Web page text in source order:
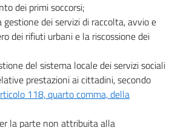
dei primi soccorsi;
dei servizi di raccolta, avvio e
dei rifiuti urbani e la riscossione dei
del sistema locale dei servizi sociali
prestazioni ai cittadini, secondo
118, quarto comma, della
la parte non attribuita alla